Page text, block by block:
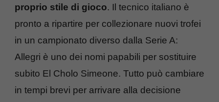
proprio stile di gioco. Il tecnico italiano è
pronto a ripartire per collezionare nuovi trofei
in un campionato diverso dalla Serie A:
Allegri è uno dei nomi papabili per sostituire
subito El Cholo Simeone. Tutto può cambiare
in tempi brevi per arrivare alla decisione